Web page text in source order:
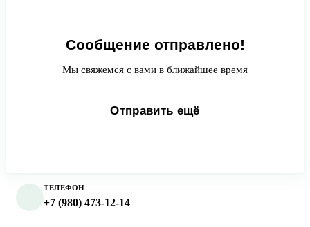
Сообщение отправлено!
Мы свяжемся с вами в ближайшее время
Отправить ещё
ТЕЛЕФОН
+7 (980) 473-12-14